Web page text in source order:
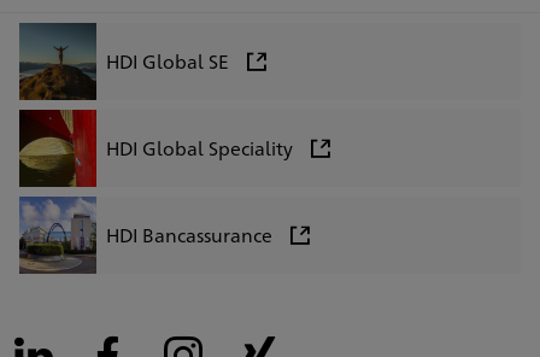
HDI Global SE
HDI Global Speciality
HDI Bancassurance